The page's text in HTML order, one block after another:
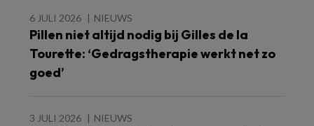
6 JULI 2026 NIEUWS
Pillen niet altijd nodig bij Gilles de la
Tourette: ‘Gedragstherapie werkt net zo
goed’
3 JULI 2026 NIEUWS